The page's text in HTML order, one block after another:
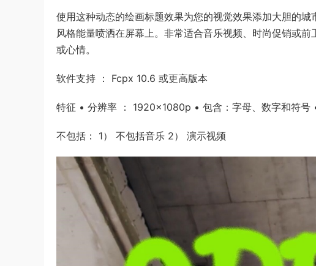
使用这种动态的绘画标题效果为您的视觉效果添加大胆的
风格能量喷洒在屏幕上。非常适合音乐视频、时尚促销或
或心情。
软件支持 ： Fcpx 10.6 或更高版本
特征 • 分辨率 ： 1920×1080p • 包含：字母、数字和符
不包括： 1） 不包括音乐 2） 演示视频